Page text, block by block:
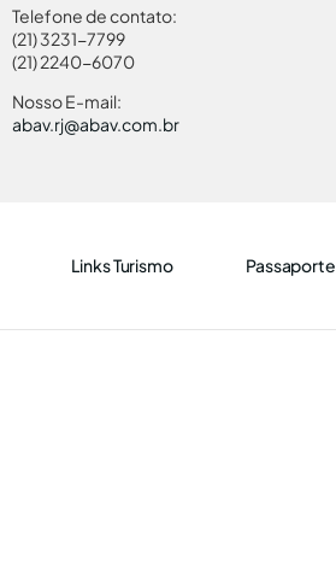
Telefone de contato:
(21) 3231-7799
(21) 2240-6070
Nosso E-mail:
abav.rj@abav.com.br
Links Turismo Passaporte